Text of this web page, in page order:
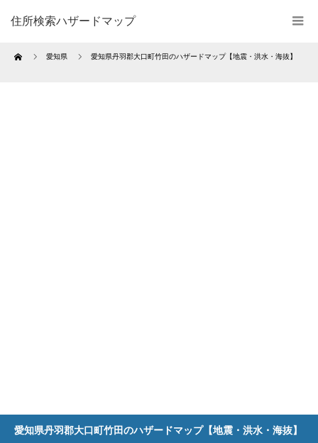
住所検索ハザードマップ
Home 愛知県 愛知県丹羽郡大口町竹田のハザードマップ【地震・洪水・海抜】
愛知県丹羽郡大口町竹田のハザードマップ【地震・洪水・海抜】